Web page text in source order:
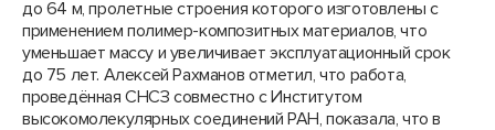
до 64 м, пролетные строения которого изготовлены с
применением полимер-композитных материалов, что
уменьшает массу и увеличивает эксплуатационный срок
до 75 лет. Алексей Рахманов отметил, что работа,
проведённая СНСЗ совместно с Институтом
высокомолекулярных соединений РАН, показала, что в